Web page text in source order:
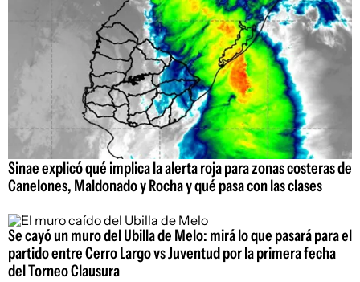
Sinae explicó qué implica la alerta roja para zonas costeras de
Canelones, Maldonado y Rocha y qué pasa con las clases
Se cayó un muro del Ubilla de Melo: mirá lo que pasará para el
partido entre Cerro Largo vs Juventud por la primera fecha
del Torneo Clausura